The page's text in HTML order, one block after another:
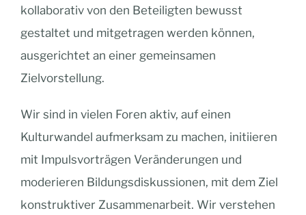
kollaborativ von den Beteiligten bewusst
gestaltet und mitgetragen werden können,
ausgerichtet an einer gemeinsamen
Zielvorstellung.
Wir sind in vielen Foren aktiv, auf einen
Kulturwandel aufmerksam zu machen, initiieren
mit Impulsvorträgen Veränderungen und
moderieren Bildungsdiskussionen, mit dem Ziel
konstruktiver Zusammenarbeit. Wir verstehen